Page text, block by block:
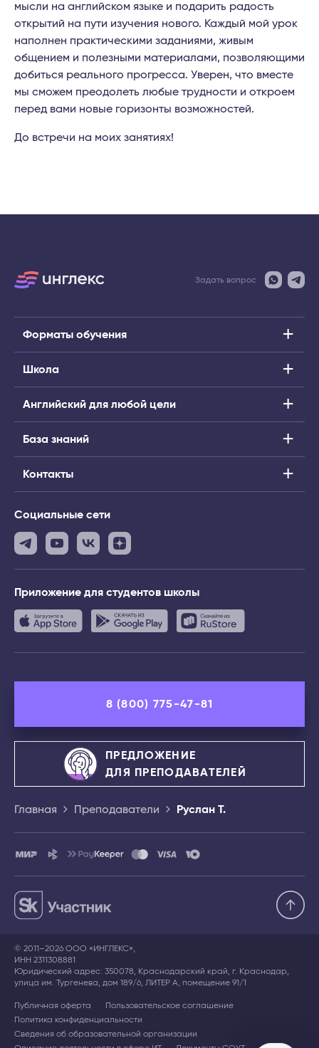
мысли на английском языке и подарить радость
открытий на пути изучения нового. Каждый мой урок
наполнен практическими заданиями, живым
общением и полезными материалами, позволяющими
добиться реального прогресса. Уверен, что вместе
мы сможем преодолеть любые трудности и откроем
перед вами новые горизонты возможностей.
До встречи на моих занятиях!
Задать вопрос
Форматы обучения
Школа
Английский для любой цели
База знаний
Контакты
Социальные сети
Приложение для студентов школы
8 (800) 775-47-81
ПРЕДЛОЖЕНИЕ
ДЛЯ ПРЕПОДАВАТЕЛЕЙ
Главная Преподаватели Руслан Т.
© 2011–2026 ООО «ИНГЛЕКС»,
ИНН 2311308881
Юридический адрес: 350078, Краснодарский край, г. Краснодар,
улица им. Тургенева, дом 189/6, ЛИТЕР А, помещение 91/1
Публичная оферта
Пользовательское соглашение
Политика конфиденциальности
Сведения об образовательной организации